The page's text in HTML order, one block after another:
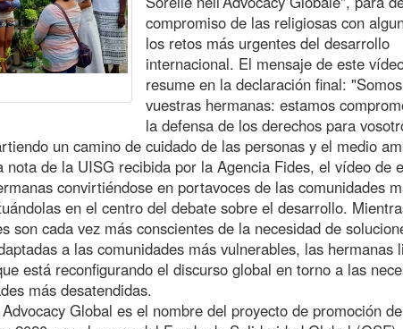
compromiso de las religiosas con
los retos más urgentes del desarrollo
internacional. El mensaje de este
resume en la declaración final: "Somos
vuestras hermanas: estamos
la defensa de los derechos para
un camino de cuidado de las personas y el medio
nota de la UISG recibida por la Agencia Fides, el vídeo de
convirtiéndose en portavoces de las comunidades
en el centro del debate sobre el desarrollo.
son cada vez más conscientes de la necesidad de
a las comunidades más vulnerables, las hermanas
está reconfigurando el discurso global en torno a las
más desatendidas.
Global es el nombre del proyecto de promoción